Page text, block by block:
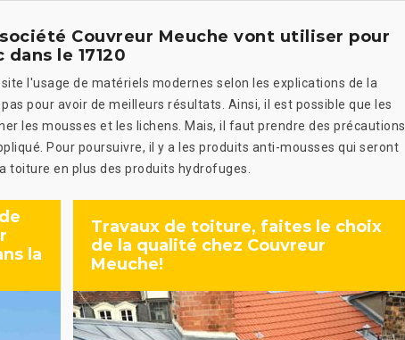
Couvreur Meuche vont utiliser pour
le 17120
l'usage de matériels modernes selon les explications de la
pour avoir de meilleurs résultats. Ainsi, il est possible que les
les mousses et les lichens. Mais, il faut prendre des précautions
Pour poursuivre, il y a les produits anti-mousses qui seront
toiture en plus des produits hydrofuges.
la
Travaux de toiture, faites le choix
de la qualité chez Couvreur
Meuche!